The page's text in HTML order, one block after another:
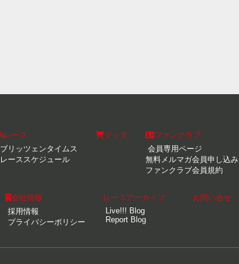
レース
ブリッツェンタイムス
レーススケジュール
グッズ
ファンクラブ
会員専用ページ
無料メルマガ会員申し込み
ファンクラブ会員規約
会社情報
採用情報
プライバシーポリシー
レースアーカイブ
Live!!! Blog
Report Blog
お問い合せ